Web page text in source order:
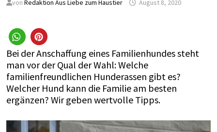
von Redaktion Aus Liebe zum Haustier August 8, 2020
Bei der Anschaffung eines Familienhundes steht
man vor der Qual der Wahl: Welche
familienfreundlichen Hunderassen gibt es?
Welcher Hund kann die Familie am besten
ergänzen? Wir geben wertvolle Tipps.